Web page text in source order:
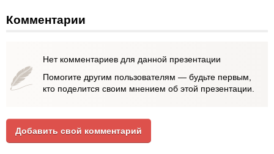
Комментарии
Нет комментариев для данной презентации
Помогите другим пользователям — будьте первым,
кто поделится своим мнением об этой презентации.
Добавить свой комментарий